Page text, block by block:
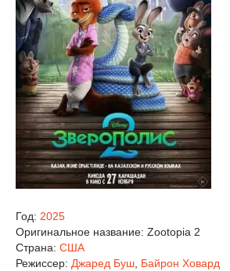
Год: 2025
Оригинальное название: Zootopia 2
Страна: США
Режиссер: Джаред Буш Байрон Ховард